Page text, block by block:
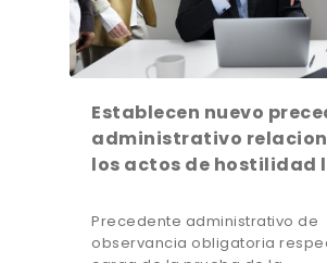
Establecen nuevo
administrativo
los actos de hostilidad
Precedente administrativo de
observancia obligatoria